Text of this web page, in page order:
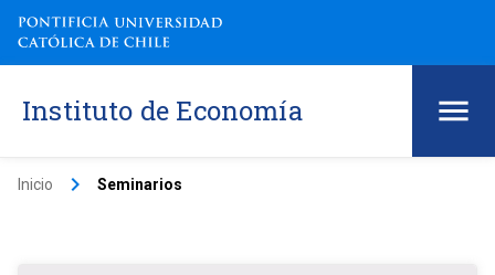
Instituto de Economía
Inicio keyboard_arrow_right Seminarios